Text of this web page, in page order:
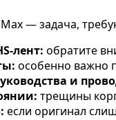
— задача,
лент: обратите
особенно важно
и
трещины
если оригинал